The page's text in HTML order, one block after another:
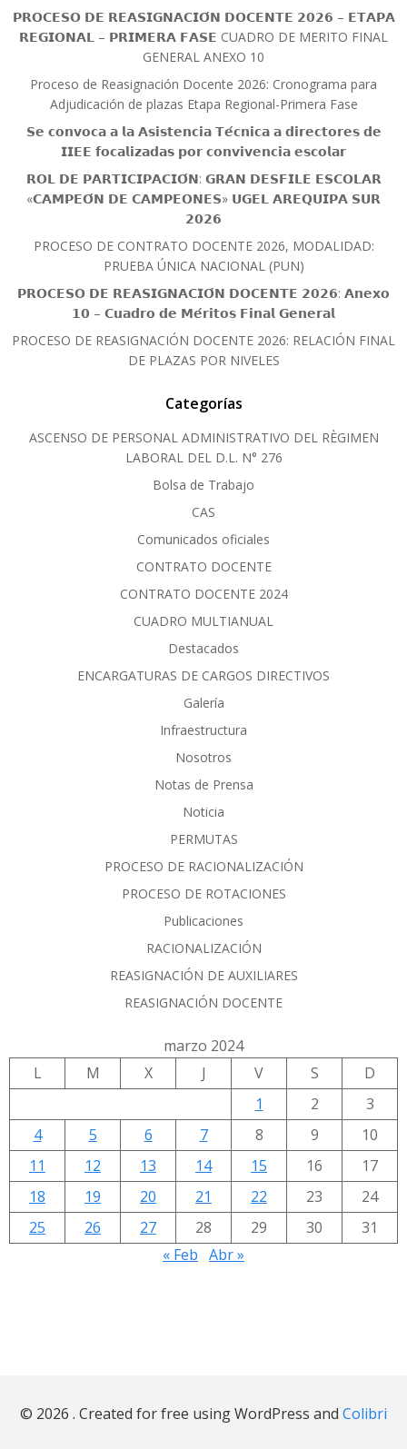
𝗣𝗥𝗢𝗖𝗘𝗦𝗢 𝗗𝗘 𝗥𝗘𝗔𝗦𝗜𝗚𝗡𝗔𝗖𝗜𝗢́𝗡 𝗗𝗢𝗖𝗘𝗡𝗧𝗘 𝟮𝟬𝟮𝟲 – 𝗘𝗧𝗔𝗣𝗔
𝗥𝗘𝗚𝗜𝗢𝗡𝗔𝗟 – 𝗣𝗥𝗜𝗠𝗘𝗥𝗔 𝗙𝗔𝗦𝗘 CUADRO DE MERITO FINAL
GENERAL ANEXO 10
Proceso de Reasignación Docente 2026: Cronograma para
Adjudicación de plazas Etapa Regional-Primera Fase
𝗦𝗲 𝗰𝗼𝗻𝘃𝗼𝗰𝗮 𝗮 𝗹𝗮 𝗔𝘀𝗶𝘀𝘁𝗲𝗻𝗰𝗶𝗮 𝗧𝗲́𝗰𝗻𝗶𝗰𝗮 𝗮 𝗱𝗶𝗿𝗲𝗰𝘁𝗼𝗿𝗲𝘀 𝗱𝗲
𝗜𝗜𝗘𝗘 𝗳𝗼𝗰𝗮𝗹𝗶𝘇𝗮𝗱𝗮𝘀 𝗽𝗼𝗿 𝗰𝗼𝗻𝘃𝗶𝘃𝗲𝗻𝗰𝗶𝗮 𝗲𝘀𝗰𝗼𝗹𝗮𝗿
𝗥𝗢𝗟 𝗗𝗘 𝗣𝗔𝗥𝗧𝗜𝗖𝗜𝗣𝗔𝗖𝗜𝗢́𝗡: 𝗚𝗥𝗔𝗡 𝗗𝗘𝗦𝗙𝗜𝗟𝗘 𝗘𝗦𝗖𝗢𝗟𝗔𝗥
«𝗖𝗔𝗠𝗣𝗘𝗢́𝗡 𝗗𝗘 𝗖𝗔𝗠𝗣𝗘𝗢𝗡𝗘𝗦» 𝗨𝗚𝗘𝗟 𝗔𝗥𝗘𝗤𝗨𝗜𝗣𝗔 𝗦𝗨𝗥
𝟮𝟬𝟮𝟲
PROCESO DE CONTRATO DOCENTE 2026, MODALIDAD:
PRUEBA ÚNICA NACIONAL (PUN)
𝗣𝗥𝗢𝗖𝗘𝗦𝗢 𝗗𝗘 𝗥𝗘𝗔𝗦𝗜𝗚𝗡𝗔𝗖𝗜𝗢́𝗡 𝗗𝗢𝗖𝗘𝗡𝗧𝗘 𝟮𝟬𝟮𝟲: 𝗔𝗻𝗲𝘅𝗼
𝟭𝟬 – 𝗖𝘂𝗮𝗱𝗿𝗼 𝗱𝗲 𝗠𝗲́𝗿𝗶𝘁𝗼𝘀 𝗙𝗶𝗻𝗮𝗹 𝗚𝗲𝗻𝗲𝗿𝗮𝗹
PROCESO DE REASIGNACIÓN DOCENTE 2026: RELACIÓN FINAL
DE PLAZAS POR NIVELES
Categorías
ASCENSO DE PERSONAL ADMINISTRATIVO DEL RÈGIMEN
LABORAL DEL D.L. N° 276
Bolsa de Trabajo
CAS
Comunicados oficiales
CONTRATO DOCENTE
CONTRATO DOCENTE 2024
CUADRO MULTIANUAL
Destacados
ENCARGATURAS DE CARGOS DIRECTIVOS
Galería
Infraestructura
Nosotros
Notas de Prensa
Noticia
PERMUTAS
PROCESO DE RACIONALIZACIÓN
PROCESO DE ROTACIONES
Publicaciones
RACIONALIZACIÓN
REASIGNACIÓN DE AUXILIARES
REASIGNACIÓN DOCENTE
marzo 2024
L
M X J V S
D
1
2
3
4
5 6 7 8 9
10
11
12 13 14 15 16
17
18
19 20 21 22 23
24
25
26 27 28 29 30
31
« Feb Abr »
© 2026 . Created for free using WordPress and Colibri